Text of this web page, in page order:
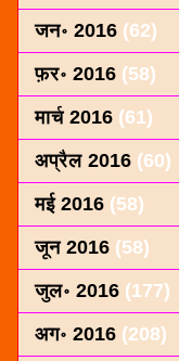
जन॰ 2016 (62)
फ़र॰ 2016 (58)
मार्च 2016 (61)
अप्रैल 2016 (60)
मई 2016 (58)
जून 2016 (58)
जुल॰ 2016 (177)
अग॰ 2016 (208)